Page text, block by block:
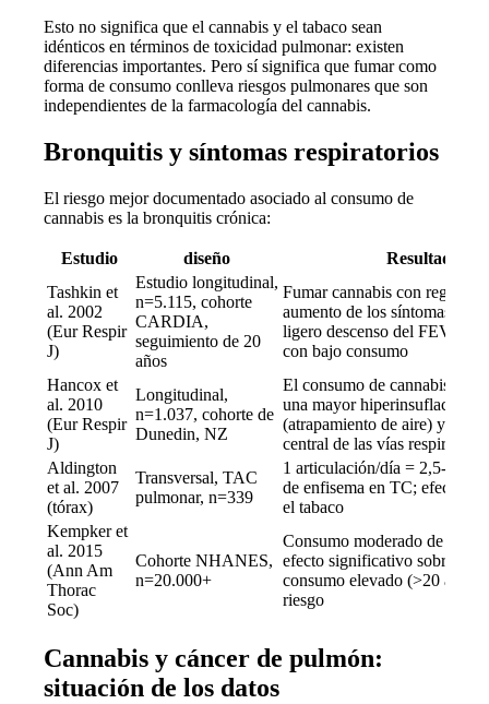
Esto no significa que el cannabis y el tabaco sean
idénticos en términos de toxicidad pulmonar: existen
diferencias importantes. Pero sí significa que fumar como
forma de consumo conlleva riesgos pulmonares que son
independientes de la farmacología del cannabis.
Bronquitis y síntomas respiratorios
El riesgo mejor documentado asociado al consumo de
cannabis es la bronquitis crónica:
Estudio diseño
Resultado
Tashkin et
al. 2002
(Eur Respir
J)
Estudio longitudinal,
n=5.115, cohorte
CARDIA,
seguimiento de 20
años
Fumar cannabis con
aumento de los síntomas de
ligero descenso del FEV1;
con bajo consumo
Hancox et
al. 2010
(Eur Respir
J)
Longitudinal,
n=1.037, cohorte de
Dunedin, NZ
El consumo de cannabis se
una mayor hiperinsuflación
(atrapamiento de aire) y
central de las vías
Aldington
et al. 2007
(tórax)
Transversal, TAC
pulmonar, n=339
1 articulación/día = 2,5-5×
de enfisema en TC; efecto
el tabaco
Kempker et
al. 2015
(Ann Am
Thorac
Soc)
Cohorte NHANES,
n=20.000+
Consumo moderado de
efecto significativo sobre la
consumo elevado (>20
riesgo
Cannabis y cáncer de pulmón:
situación de los datos